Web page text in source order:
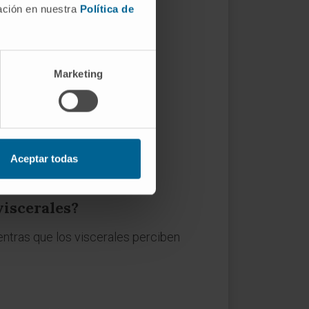
en nuestra Política de
Marketing
Aceptar todas
que los viscerales perciben